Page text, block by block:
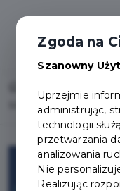
Muzyczne wieczory
Zgoda na
Szanowny
Uprzejmie
administrując,
technologii
przetwarzania
analizowania
Nie
Realizując